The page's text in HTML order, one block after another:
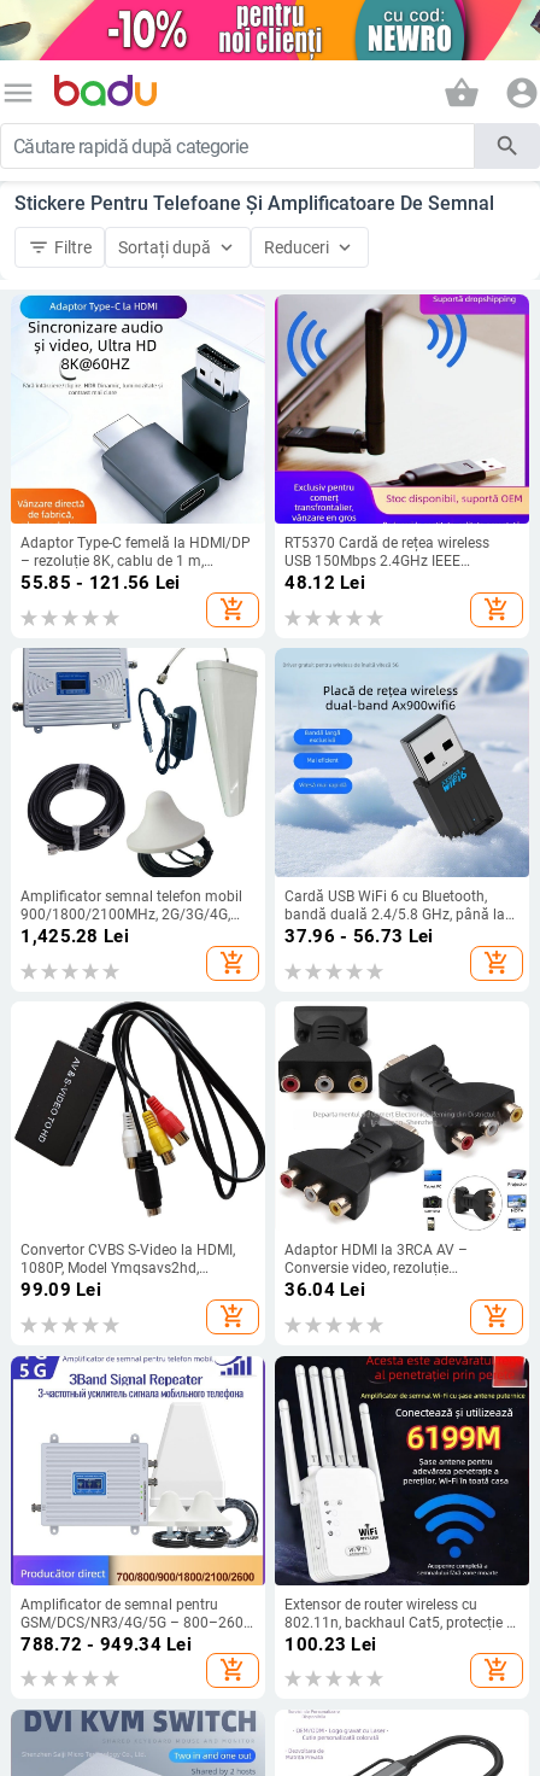
menu shopping_basket account_circle
search
Stickere Pentru Telefoane Și Amplificatoare De Semnal
filter_list Filtre Sortați după keyboard_arrow_down Reduceri keyboard_arrow_down
Adaptor Type-C femelă la HDMI/DP
– rezoluție 8K, cablu de 1 m,
TY20HD12
55.85 - 121.56 Lei
add_shopping_cart
RT5370 Cardă de rețea wireless
USB 150Mbps 2.4GHz IEEE
802.11b/g/n
48.12 Lei
add_shopping_cart
Amplificator semnal telefon mobil
900/1800/2100MHz, 2G/3G/4G,
acoperire până la 1000㎡, protecție
încorporată
1,425.28 Lei
add_shopping_cart
Cardă USB WiFi 6 cu Bluetooth,
bandă duală 2.4/5.8 GHz, până la
900 Mbps, IEEE 802.11a
37.96 - 56.73 Lei
add_shopping_cart
Convertor CVBS S-Video la HDMI,
1080P, Model Ymqsavs2hd,
Alimentare inclusă
99.09 Lei
add_shopping_cart
Adaptor HDMI la 3RCA AV –
Conversie video, rezoluție
1920x1080, compatibil Windows,
36.04Lei
add_shopping_cart
Amplificator de semnal pentru
GSM/DCS/NR3/4G/5G – 800–2600
MHz, rețea
GSM/DCS/WCDMA/2G/3G/4G/5G,
acoperire 200–1000 ping, greutate
788.72 - 949.34Lei
add_shopping_cart
Extensor de router wireless cu
802.11n, backhaul Cat5, protecție la
trăsnet
100.23 Lei
add_shopping_cart